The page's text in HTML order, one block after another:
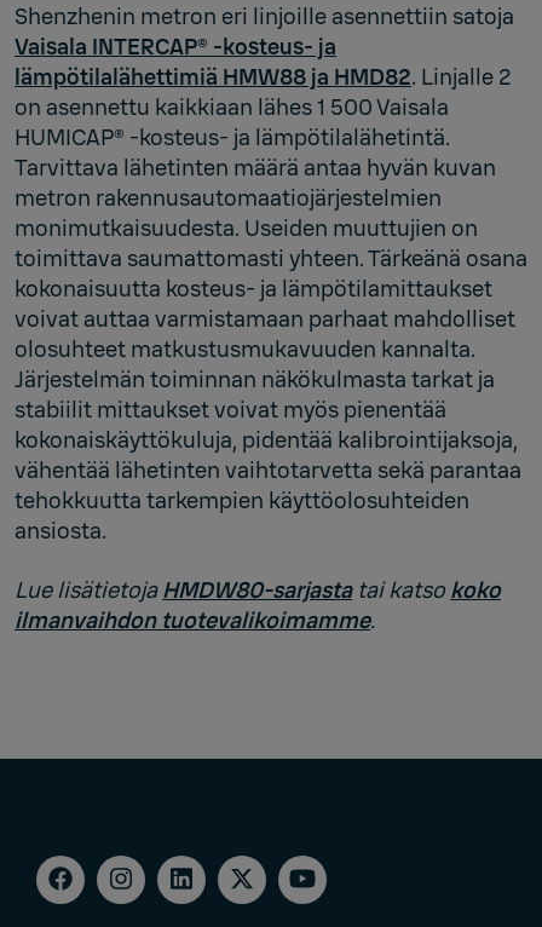
Shenzhenin metron eri linjoille asennettiin satoja
Vaisala INTERCAP® -kosteus- ja
lämpötilalähettimiä HMW88 ja HMD82. Linjalle 2
on asennettu kaikkiaan lähes 1 500 Vaisala
HUMICAP® -kosteus- ja lämpötilalähetintä.
Tarvittava lähetinten määrä antaa hyvän kuvan
metron rakennusautomaatiojärjestelmien
monimutkaisuudesta. Useiden muuttujien on
toimittava saumattomasti yhteen. Tärkeänä osana
kokonaisuutta kosteus- ja lämpötilamittaukset
voivat auttaa varmistamaan parhaat mahdolliset
olosuhteet matkustusmukavuuden kannalta.
Järjestelmän toiminnan näkökulmasta tarkat ja
stabiilit mittaukset voivat myös pienentää
kokonaiskäyttökuluja, pidentää kalibrointijaksoja,
vähentää lähetinten vaihtotarvetta sekä parantaa
tehokkuutta tarkempien käyttöolosuhteiden
ansiosta.
Lue lisätietojaHMDW80-sarjastatai katso koko
ilmanvaihdon tuotevalikoimamme.